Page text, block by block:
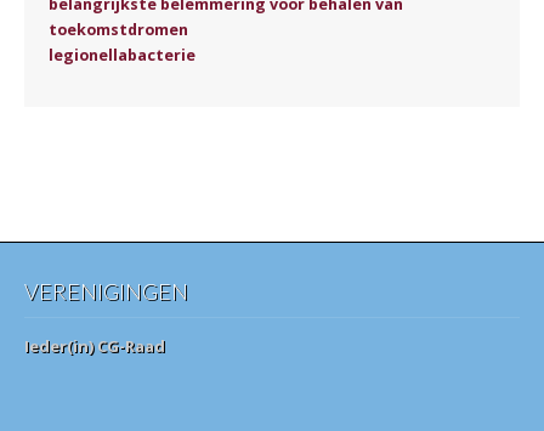
toekomstdromen
legionellabacterie
VERENIGINGEN
Ieder(in) CG-Raad